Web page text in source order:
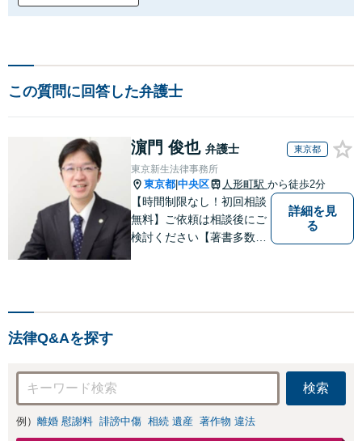
この質問に回答した弁護士
濵門 俊也 弁護士 東京都
東京新生法律事務所
東京都 中央区 人形町駅 から徒歩2分
【時間制限なし！初回相談
無料】ご依頼は相談後にご
検討ください【著書多数】
詳細を見
る
法律Q&Aを探す
検索
例） 離婚 慰謝料 誹謗中傷 相続 遺産 著作物 違法